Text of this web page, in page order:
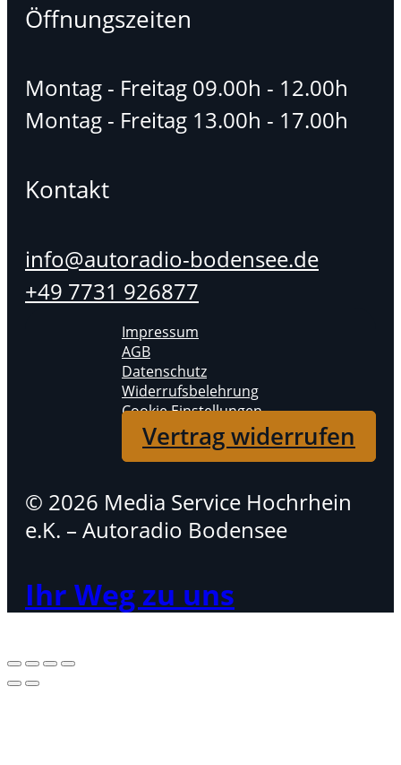
Öffnungszeiten
Montag - Freitag 09.00h - 12.00h
Montag - Freitag 13.00h - 17.00h
Kontakt
info@autoradio-bodensee.de
+49 7731 926877
Impressum
AGB
Datenschutz
Widerrufsbelehrung
Cookie Einstellungen
Vertrag widerrufen
© 2026 Media Service Hochrhein
e.K. – Autoradio Bodensee
Ihr Weg zu uns